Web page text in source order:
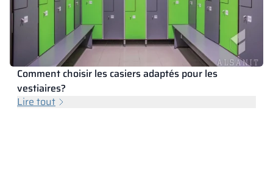
Comment choisir les casiers adaptés pour les
vestiaires?
Lire tout